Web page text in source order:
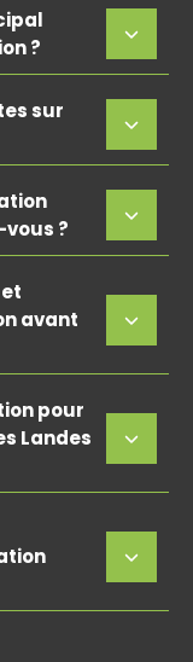
?
sur
?
avant
pour
Landes